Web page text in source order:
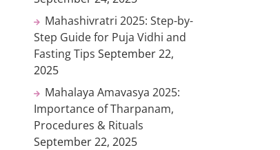
Mahashivratri 2025: Step-by-
Step Guide for Puja Vidhi and
Fasting Tips September 22,
2025
Mahalaya Amavasya 2025:
Importance of Tharpanam,
Procedures & Rituals
September 22, 2025